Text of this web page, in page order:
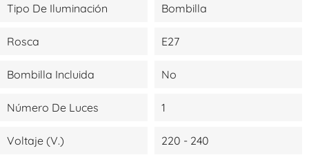
Tipo De Iluminación Bombilla
Rosca E27
Bombilla Incluida No
Número De Luces 1
Voltaje (V.) 220 - 240